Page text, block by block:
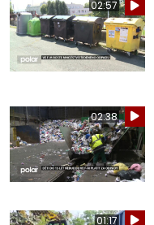
02:57
02:38
01:17